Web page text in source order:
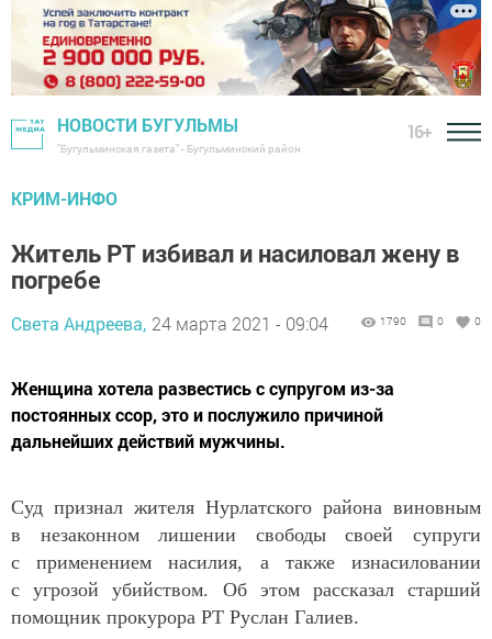
НОВОСТИ БУГУЛЬМЫ
"Бугульминская газета" - Бугульминский район
16+
КРИМ-ИНФО
Житель РТ избивал и насиловал жену в
погребе
Света Андреева, 24 марта 2021 - 09:04 1790 0 0
Женщина хотела развестись с супругом из-за
постоянных ссор, это и послужило причиной
дальнейших действий мужчины.
Суд признал жителя Нурлатского района виновным
в незаконном лишении свободы своей супруги
с применением насилия, а также изнасиловании
с угрозой убийством. Об этом рассказал старший
помощник прокурора РТ Руслан Галиев.